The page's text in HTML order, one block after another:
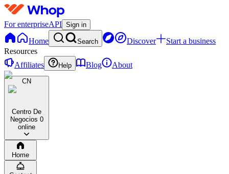
For enterpriseAPI Sign in
Home Search Discover
Start a business
Resources
Affiliates
Help Blog About
CN
Centro De
Negocios 0
online
Home